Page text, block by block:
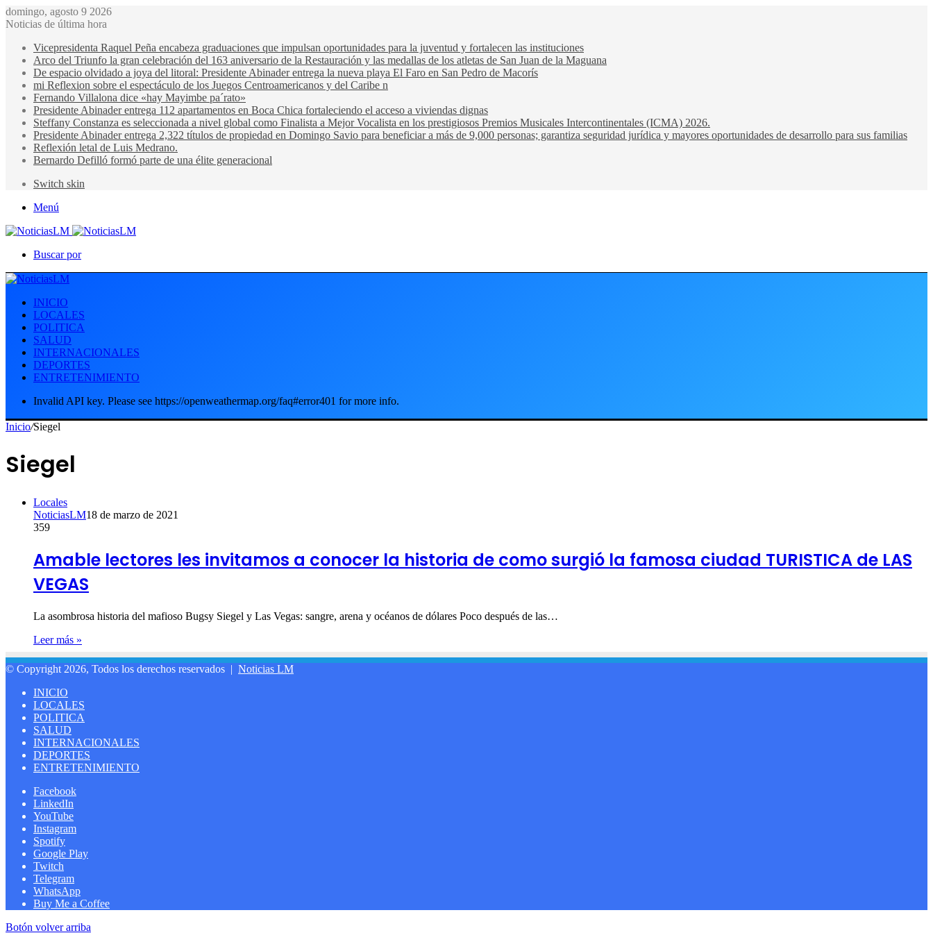
domingo, agosto 9 2026
Noticias de última hora
Vicepresidenta Raquel Peña encabeza graduaciones que impulsan oportunidades para la juventud y fortalecen las instituciones
Arco del Triunfo la gran celebración del 163 aniversario de la Restauración y las medallas de los atletas de San Juan de la Maguana
De espacio olvidado a joya del litoral: Presidente Abinader entrega la nueva playa El Faro en San Pedro de Macorís
mi Reflexion sobre el espectáculo de los Juegos Centroamericanos y del Caribe n
Fernando Villalona dice «hay Mayimbe pa´rato»
Presidente Abinader entrega 112 apartamentos en Boca Chica fortaleciendo el acceso a viviendas dignas
Steffany Constanza es seleccionada a nivel global como Finalista a Mejor Vocalista en los prestigiosos Premios Musicales Intercontinentales (ICMA) 2026.
Presidente Abinader entrega 2,322 títulos de propiedad en Domingo Savio para beneficiar a más de 9,000 personas; garantiza seguridad jurídica y mayores oportunidades de desarrollo para sus familias
Reflexión letal de Luis Medrano.
Bernardo Defilló formó parte de una élite generacional
Switch skin
Menú
Buscar por
INICIO
LOCALES
POLITICA
SALUD
INTERNACIONALES
DEPORTES
ENTRETENIMIENTO
Invalid API key. Please see https://openweathermap.org/faq#error401 for more info.
Inicio/Siegel
Siegel
Locales
NoticiasLM18 de marzo de 2021
359
Amable lectores les invitamos a conocer la historia de como surgió la famosa ciudad TURISTICA de LAS
VEGAS
La asombrosa historia del mafioso Bugsy Siegel y Las Vegas: sangre, arena y océanos de dólares Poco después de las…
Leer más »
© Copyright 2026, Todos los derechos reservados | Noticias LM
INICIO
LOCALES
POLITICA
SALUD
INTERNACIONALES
DEPORTES
ENTRETENIMIENTO
Facebook
LinkedIn
YouTube
Instagram
Spotify
Google Play
Twitch
Telegram
WhatsApp
Buy Me a Coffee
Botón volver arriba